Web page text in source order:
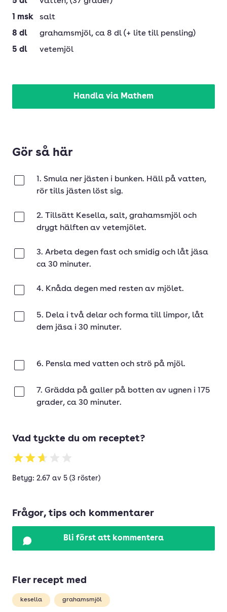
1 msk
salt
8 dl grahamsmjöl, ca 8 dl (+ lite till pensling)
5 dl vetemjöl
Handla via Mathem
Gör så här
1. Smula ner jästen i bunken. Häll på vatten,
rör tills jästen löst sig.
2. Tillsätt Kesella, salt, grahamsmjöl och
drygt hälften av vetemjölet.
3. Arbeta degen fast och smidig och låt jäsa
ca 30 minuter.
4. Knåda degen med resten av mjölet.
5. Dela i två delar och forma till limpor, låt
dem jäsa i 30 minuter.
6. Pensla med vatten och strö på mjöl.
7. Grädda på galler på botten av ugnen i 175
grader, ca 30 minuter.
Vad tyckte du om receptet?
Betyg: 2.67 av 5 (3 röster)
Frågor, tips och kommentarer
Bli först att kommentera
Fler recept med
kesella grahamsmjöl